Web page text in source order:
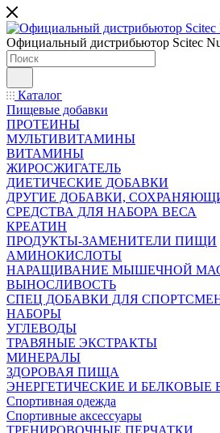
Официальный дистрибьютор Scitec
Каталог
Пищевые добавки
ПРОТЕИНЫ
МУЛЬТИВИТАМИНЫ
ВИТАМИНЫ
ЖИРОСЖИГАТЕЛЬ
ДИЕТИЧЕСКИЕ ДОБАВКИ
ДРУГИЕ ДОБАВКИ,
СРЕДСТВА ДЛЯ НАБОРА ВЕСА
КРЕАТИН
ПРОДУКТЫ-ЗАМЕНИТЕЛИ ПИЩИ
АМИНОКИСЛОТЫ
НАРАЩИВАНИЕ МЫШЕЧНОЙ
ВЫНОСЛИВОСТЬ
СПЕЦ ДОБАВКИ ДЛЯ
НАБОРЫ
УГЛЕВОДЫ
ТРАВЯНЫЕ ЭКСТРАКТЫ
МИНЕРАЛЫ
ЗДОРОВАЯ ПИЩА
ЭНЕРГЕТИЧЕСКИЕ И БЕЛКОВЫЕ
Спортивная одежда
Спортивные аксессуары
ТРЕНИРОВОЧНЫЕ ПЕРЧАТКИ